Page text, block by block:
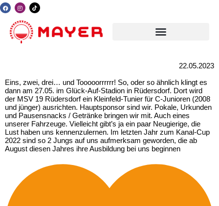
22.05.2023
Eins, zwei, drei… und Tooooorrrrrr! So, oder so ähnlich klingt es
dann am 27.05. im Glück-Auf-Stadion in Rüdersdorf. Dort wird
der MSV 19 Rüdersdorf ein Kleinfeld-Tunier für C-Junioren (2008
und jünger) ausrichten. Hauptsponsor sind wir. Pokale, Urkunden
und Pausensnacks / Getränke bringen wir mit. Auch eines
unserer Fahrzeuge. Vielleicht gibt’s ja ein paar Neugierige, die
Lust haben uns kennenzulernen. Im letzten Jahr zum Kanal-Cup
2022 sind so 2 Jungs auf uns aufmerksam geworden, die ab
August diesen Jahres ihre Ausbildung bei uns beginnen